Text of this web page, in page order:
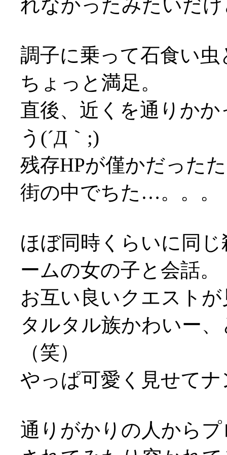
れなかったみたいだ
調子に乗って石食い
ちょっと満足。
直後、近くを通りか
う(´Д｀;)
残存HPが僅かだった
街の中でちた…。。。
ほぼ同時くらいに同
ームの女の子と会話。
お互い良いクエスト
タルタル族かわいー
（笑）
やっぱ可愛く見せて
通りがかりの人から